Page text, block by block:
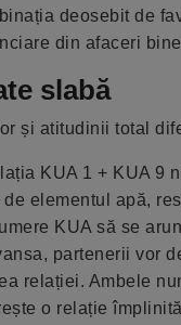
deosebit de
din afaceri
slabă
și atitudinii total
KUA 1 + KUA 9
elementul apă,
KUA să se
partenerii vor
relației. Ambele
o relație